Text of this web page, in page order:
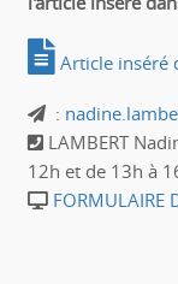
Article inséré
:
LAMBERT
12h et de 13h à
FORMULAIRE